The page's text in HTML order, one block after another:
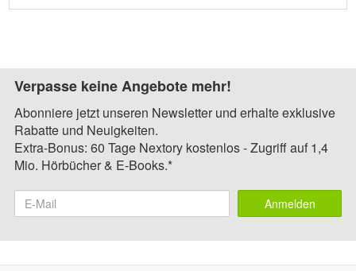
Verpasse keine Angebote mehr!
Abonniere jetzt unseren Newsletter und erhalte exklusive
Rabatte und Neuigkeiten.
Extra-Bonus: 60 Tage Nextory kostenlos - Zugriff auf 1,4
Mio. Hörbücher & E-Books.*
Anmelden